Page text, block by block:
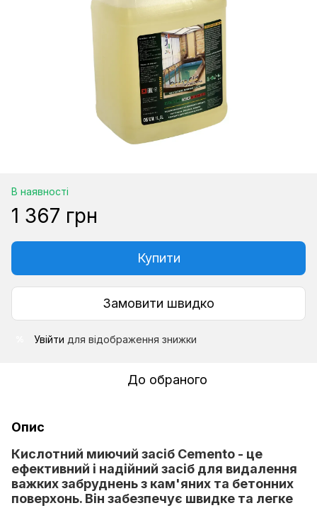
В наявності
1 367 грн
Купити
Замовити швидко
Увійти для відображення знижки
До обраного
Опис
Кислотний миючий засіб Cemento - це
ефективний і надійний засіб для видалення
важких забруднень з кам'яних та бетонних
поверхонь. Він забезпечує швидке та легке